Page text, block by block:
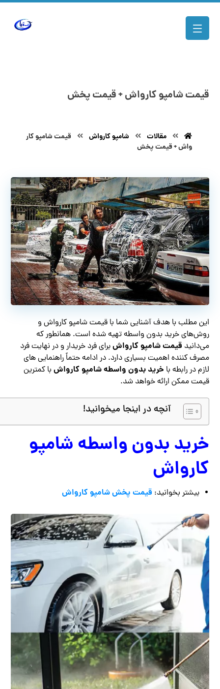
قیمت شامپو کارواش + قیمت پخش
مقالات شامپو کارواش
قیمت شامپو کار
واش + قیمت پخش
این مطلب با هدف آشنایی شما با قیمت شامپو کارواش و
روش‌های خرید بدون واسطه تهیه شده است. همانطور که
می‌دانید قیمت شامپو کارواشبرای فرد خریدار و در نهایت فرد
مصرف کننده اهمیت بسیاری دارد. در ادامه حتماً راهنمایی های
لازم در رابطه با خرید بدون واسطه شامپو کارواش با کمترین
قیمت ممکن ارائه خواهد شد.
آنچه در اینجا میخوانید!
خرید بدون واسطه شامپو
کارواش
بیشتر بخوانید: قیمت پخش شامپو کارواش